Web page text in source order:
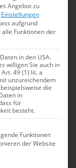
bis 2028
Wang Liuyi
Kate
die
Bregjeund
über deren
es das erste
Angebot zu
Einstellungen
aufgrund
Funktionen der
in den USA.
willigen Sie auch in
49 (1) lit. a
unzureichendem
die
in
für
besteht.
für die
Funktionen
der Website